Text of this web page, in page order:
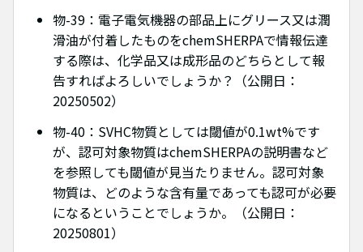
物-39：電子電気機器の部品上にグリース又は潤
滑油が付着したものをchemSHERPAで情報伝達
する際は、化学品又は成形品のどちらとして報
告すればよろしいでしょうか？（公開日：
20250502）
物-40：SVHC物質としては閾値が0.1wt%です
が、認可対象物質はchemSHERPAの説明書など
を参照しても閾値が見当たりません。認可対象
物質は、どのような含有量であっても認可が必要
になるということでしょうか。（公開日：
20250801）